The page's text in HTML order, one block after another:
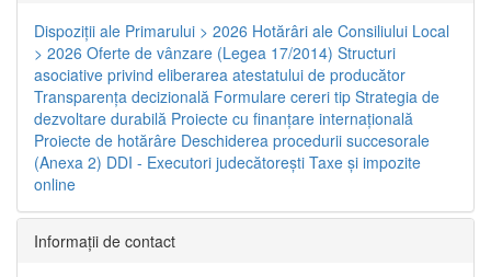
Dispoziţii ale Primarului > 2026 Hotărâri ale Consiliului Local
> 2026 Oferte de vânzare (Legea 17/2014) Structuri
asociative privind eliberarea atestatului de producător
Transparenţa decizională Formulare cereri tip Strategia de
dezvoltare durabilă Proiecte cu finanţare internaţională
Proiecte de hotărâre Deschiderea procedurii succesorale
(Anexa 2) DDI - Executori judecătorești Taxe şi impozite
online
Informaţii de contact